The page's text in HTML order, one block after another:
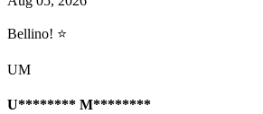
Bellino! ⭐
UM
U******** M********